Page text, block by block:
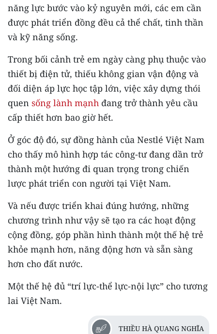
năng lực bước vào kỷ nguyên mới, các em cần
được phát triển đồng đều cả thể chất, tinh thần
và kỹ năng sống.
Trong bối cảnh trẻ em ngày càng phụ thuộc vào
thiết bị điện tử, thiếu không gian vận động và
đối diện áp lực học tập lớn, việc xây dựng thói
quen sống lành mạnh đang trở thành yêu cầu
cấp thiết hơn bao giờ hết.
Ở góc độ đó, sự đồng hành của Nestlé Việt Nam
cho thấy mô hình hợp tác công-tư đang dần trở
thành một hướng đi quan trọng trong chiến
lược phát triển con người tại Việt Nam.
Và nếu được triển khai đúng hướng, những
chương trình như vậy sẽ tạo ra các hoạt động
cộng đồng, góp phần hình thành một thế hệ trẻ
khỏe mạnh hơn, năng động hơn và sẵn sàng
hơn cho đất nước.
Một thế hệ đủ “trí lực-thể lực-nội lực” cho tương
lai Việt Nam.
THIỀU HÀ QUANG NGHĨA